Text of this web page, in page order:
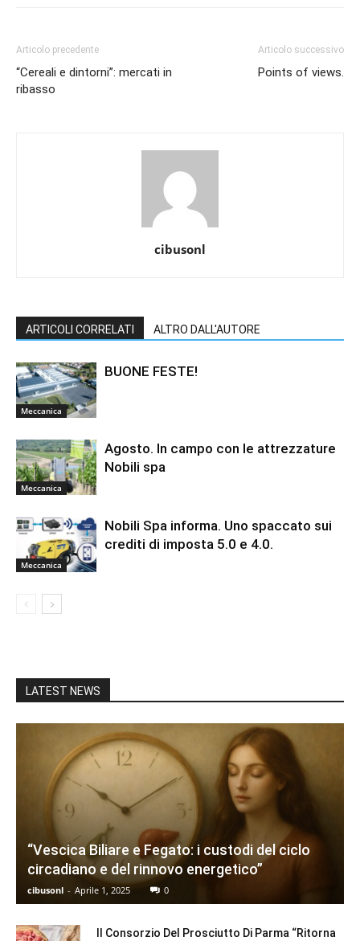
Articolo precedente
“Cereali e dintorni”: mercati in
ribasso
Articolo successivo
Points of views.
cibusonl
ARTICOLI CORRELATI ALTRO DALL'AUTORE
Meccanica
BUONE FESTE!
Meccanica
Agosto. In campo con le attrezzature
Nobili spa
Meccanica
Nobili Spa informa. Uno spaccato sui
crediti di imposta 5.0 e 4.0.
LATEST NEWS
“Vescica Biliare e Fegato: i custodi del ciclo
circadiano e del rinnovo energetico”
cibusonl - Aprile 1, 2025 0
Il Consorzio Del Prosciutto Di Parma “Ritorna